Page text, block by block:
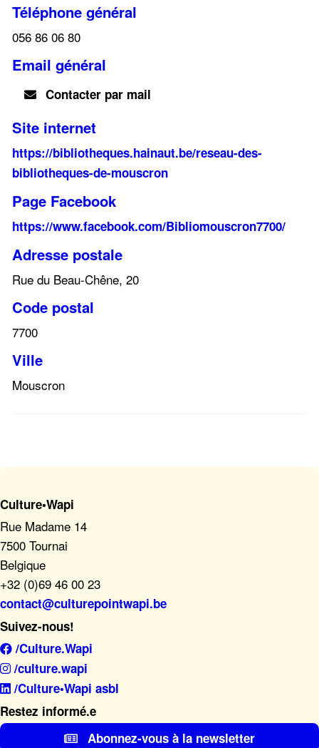
Téléphone général
056 86 06 80
Email général
Contacter par mail
Site internet
https://bibliotheques.hainaut.be/reseau-des-
bibliotheques-de-mouscron
Page Facebook
https://www.facebook.com/Bibliomouscron7700/
Adresse postale
Rue du Beau-Chêne, 20
Code postal
7700
Ville
Mouscron
Culture•Wapi
Rue Madame 14
7500 Tournai
Belgique
+32 (0)69 46 00 23
contact@culturepointwapi.be
Suivez-nous!
/Culture.Wapi
/culture.wapi
/Culture•Wapi asbl
Restez informé.e
Abonnez-vous à la newsletter